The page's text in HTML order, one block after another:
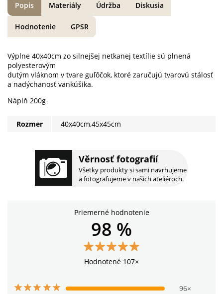
Věrnosť fotografií
Všetky produkty si sami navrhujeme
a fotografujeme v našich ateliéroch.
Výplne 40x40cm zo silnejšej netkanej textílie sú plnená
polyesterovým
dutým vláknom v tvare guľôčok, ktoré zaručujú tvarovú stálosť
a nadýchanosť vankúšika.
Náplň 200g
Rozmer 40x40cm,45x45cm
Popis Materiály Údržba Diskusia
Hodnotenie GPSR
Priemerné hodnotenie
98 %
Hodnotené 107×
96×